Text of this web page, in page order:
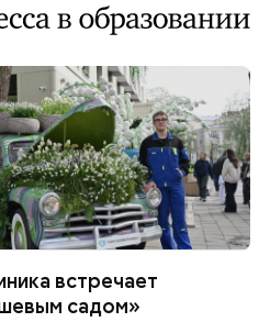
встречает
садом»